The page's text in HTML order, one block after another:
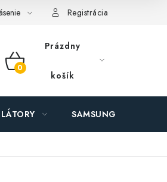
Zľavy pre profíkov
Registrácia
NÁKUPNÝ
KOŠÍK
Prázdny
košík
SAMSUNG SVIETIDLÁ